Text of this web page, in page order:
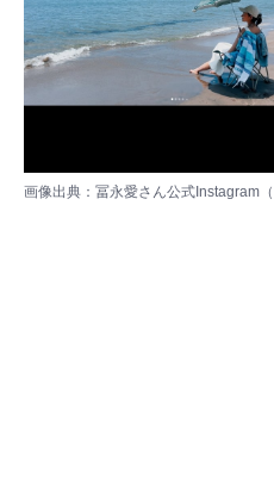
画像出典：冨永愛さん公式Instagram（